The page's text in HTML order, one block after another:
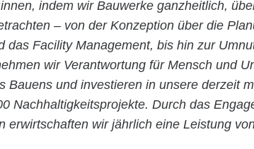
indem wir Bauwerke ganzheitlich,
– von der Konzeption über die
das Facility Management, bis hin zur
wir Verantwortung für Mensch und
Bauens und investieren in unsere derzeit
Nachhaltigkeitsprojekte. Durch das
erwirtschaften wir jährlich eine Leistung